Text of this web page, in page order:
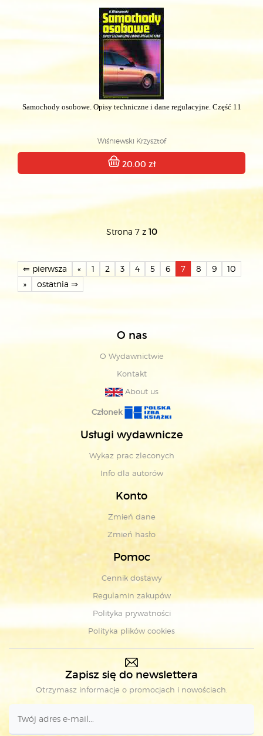
Samochody osobowe. Opisy techniczne i dane regulacyjne. Część 11
Wiśniewski Krzysztof
20.00 zł
Strona 7 z 10
⇐ pierwsza « 1 2 3 4 5 6 7 8 9
10
»
ostatnia ⇒
O nas
O Wydawnictwie
Kontakt
About us
Członek
Usługi wydawnicze
Wykaz prac zleconych
Info dla autorów
Konto
Zmień dane
Zmień hasło
Pomoc
Cennik dostawy
Regulamin zakupów
Polityka prywatności
Polityka plików cookies
Zapisz się do newslettera
Otrzymasz informacje o promocjach i nowościach.